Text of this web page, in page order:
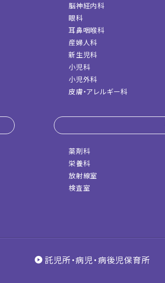
脳神経内科
眼科
耳鼻咽喉科
産婦人科
新生児科
小児科
小児外科
皮膚・アレルギー科
薬剤科
栄養科
放射線室
検査室
託児所・病児・病後児保育所